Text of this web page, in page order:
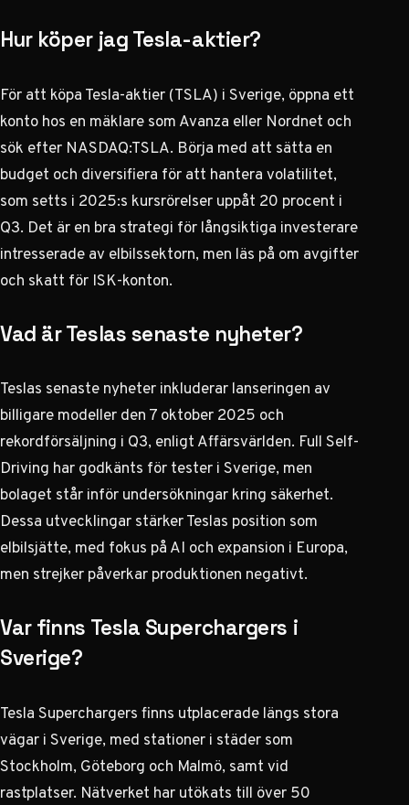
Hur köper jag Tesla-aktier?
För att köpa Tesla-aktier (TSLA) i Sverige, öppna ett
konto hos en mäklare som Avanza eller Nordnet och
sök efter NASDAQ:TSLA. Börja med att sätta en
budget och diversifiera för att hantera volatilitet,
som setts i 2025:s kursrörelser uppåt 20 procent i
Q3. Det är en bra strategi för långsiktiga investerare
intresserade av elbilssektorn, men läs på om avgifter
och skatt för ISK-konton.
Vad är Teslas senaste nyheter?
Teslas senaste nyheter inkluderar lanseringen av
billigare modeller den 7 oktober 2025 och
rekordförsäljning i Q3, enligt Affärsvärlden. Full Self-
Driving har godkänts för tester i Sverige, men
bolaget står inför undersökningar kring säkerhet.
Dessa utvecklingar stärker Teslas position som
elbilsjätte, med fokus på AI och expansion i Europa,
men strejker påverkar produktionen negativt.
Var finns Tesla Superchargers i
Sverige?
Tesla Superchargers finns utplacerade längs stora
vägar i Sverige, med stationer i städer som
Stockholm, Göteborg och Malmö, samt vid
rastplatser. Nätverket har utökats till över 50